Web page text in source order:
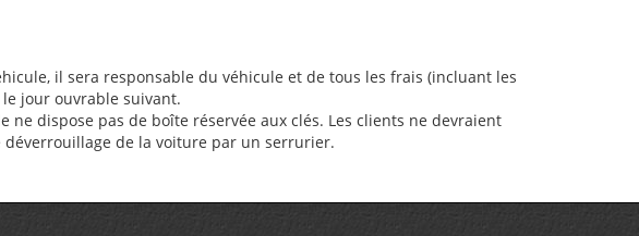
il sera responsable du véhicule et de tous les frais (incluant les
jour ouvrable suivant.
dispose pas de boîte réservée aux clés. Les clients ne devraient
de la voiture par un serrurier.